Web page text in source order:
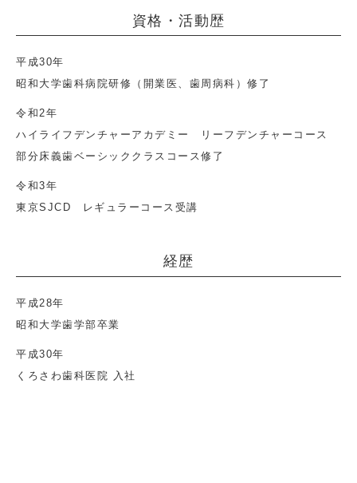
資格・活動歴
平成30年
昭和大学歯科病院研修（開業医、歯周病科）修了
令和2年
ハイライフデンチャーアカデミー リーフデンチャーコース
部分床義歯ベーシッククラスコース修了
令和3年
東京SJCD レギュラーコース受講
経歴
平成28年
昭和大学歯学部卒業
平成30年
くろさわ歯科医院 入社